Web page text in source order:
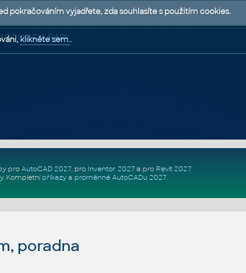
POMOC A RADY
pro AutoCAD 2027, pro Inventor 2027a pro Revit 2027.
. Kompletní příkazya proměnné AutoCADu 2027.
poradna
pokračováním vyjadřete, zda souhlasíte s použitím cookies.
klikněte sem..